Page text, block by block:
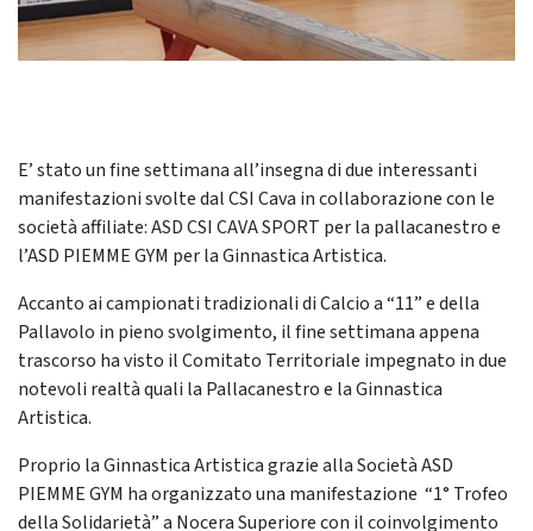
E’ stato un fine settimana all’insegna di due interessanti
manifestazioni svolte dal CSI Cava in collaborazione con le
società affiliate: ASD CSI CAVA SPORT per la pallacanestro e
l’ASD PIEMME GYM per la Ginnastica Artistica.
Accanto ai campionati tradizionali di Calcio a “11” e della
Pallavolo in pieno svolgimento, il fine settimana appena
trascorso ha visto il Comitato Territoriale impegnato in due
notevoli realtà quali la Pallacanestro e la Ginnastica
Artistica.
Proprio la Ginnastica Artistica grazie alla Società ASD
PIEMME GYM ha organizzato una manifestazione “1° Trofeo
della Solidarietà” a Nocera Superiore con il coinvolgimento